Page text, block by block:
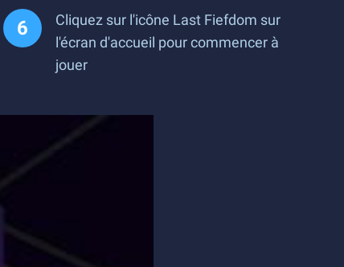
Cliquez sur l'icône Last Fiefdom sur
l'écran d'accueil pour commencer à
jouer